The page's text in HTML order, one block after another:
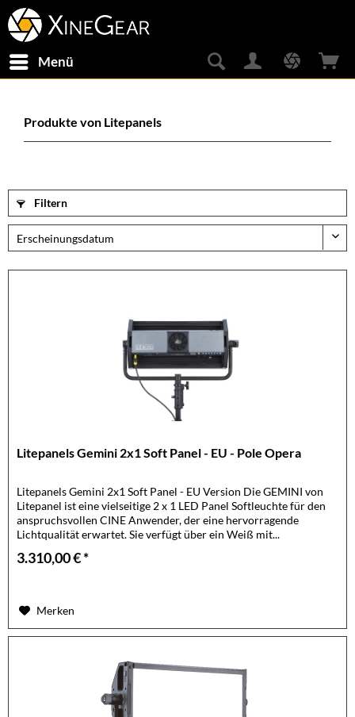
Menü
Produkte von Litepanels
Filtern
Litepanels Gemini 2x1 Soft Panel - EU - Pole Opera
Litepanels Gemini 2x1 Soft Panel - EU Version Die GEMINI von
Litepanel ist eine vielseitige 2 x 1 LED Panel Softleuchte für den
anspruchsvollen CINE Anwender, der eine hervorragende
Lichtqualität erwartet. Sie verfügt über ein Weiß mit...
3.310,00 € *
Merken